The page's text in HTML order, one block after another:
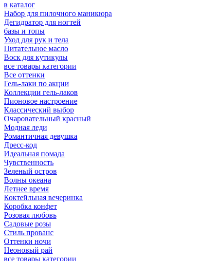
в каталог
Набор для пилочного маникюра
Дегидратор для ногтей
базы и топы
Уход для рук и тела
Питательное масло
Воск для кутикулы
все товары категории
Все оттенки
Гель-лаки по акции
Коллекции гель-лаков
Пионовое настроение
Классический выбор
Очаровательный красный
Модная леди
Романтичная девушка
Дресс-код
Идеальная помада
Чувственность
Зеленый остров
Волны океана
Летнее время
Коктейльная вечеринка
Коробка конфет
Розовая любовь
Садовые розы
Стиль прованс
Оттенки ночи
Неоновый рай
все товары категории